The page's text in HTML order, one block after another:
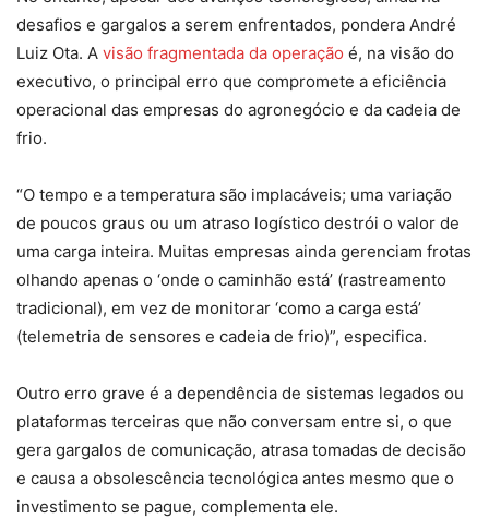
desafios e gargalos a serem enfrentados, pondera André
Luiz Ota. A visão fragmentada da operação é, na visão do
executivo, o principal erro que compromete a eficiência
operacional das empresas do agronegócio e da cadeia de
frio.
“O tempo e a temperatura são implacáveis; uma variação
de poucos graus ou um atraso logístico destrói o valor de
uma carga inteira. Muitas empresas ainda gerenciam frotas
olhando apenas o ‘onde o caminhão está’ (rastreamento
tradicional), em vez de monitorar ‘como a carga está’
(telemetria de sensores e cadeia de frio)”, especifica.
Outro erro grave é a dependência de sistemas legados ou
plataformas terceiras que não conversam entre si, o que
gera gargalos de comunicação, atrasa tomadas de decisão
e causa a obsolescência tecnológica antes mesmo que o
investimento se pague, complementa ele.